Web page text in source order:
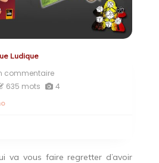
Ludique
commentaireon
WormLord
635 mots 4
va vous faire regretter d’avoir